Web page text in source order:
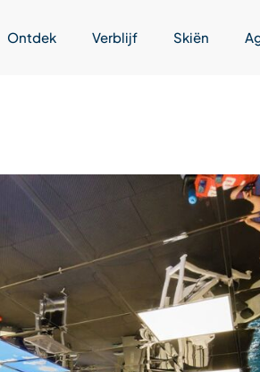
Ontdek Verblijf Skiën